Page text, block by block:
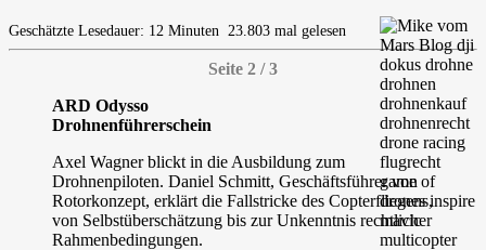
Geschätzte Lesedauer: 12 Minuten 23.803 mal gelesen
Seite 2 / 3
ARD Odysso
Drohnenführerschein
Axel Wagner blickt in die Ausbildung zum
Drohnenpiloten. Daniel Schmitt, Geschäftsführer von
Rotorkonzept, erklärt die Fallstricke des Copterfliegens,
von Selbstüberschätzung bis zur Unkenntnis rechtlicher
Rahmenbedingungen.